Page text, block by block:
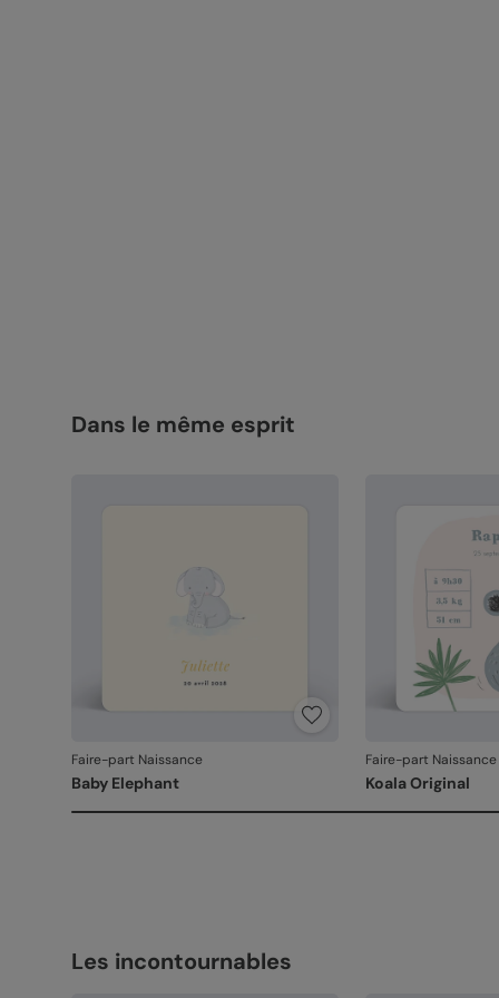
Dans le même esprit
Faire-part Naissance
Baby Elephant
Faire-part Naissance
Koala Original
Les incontournables